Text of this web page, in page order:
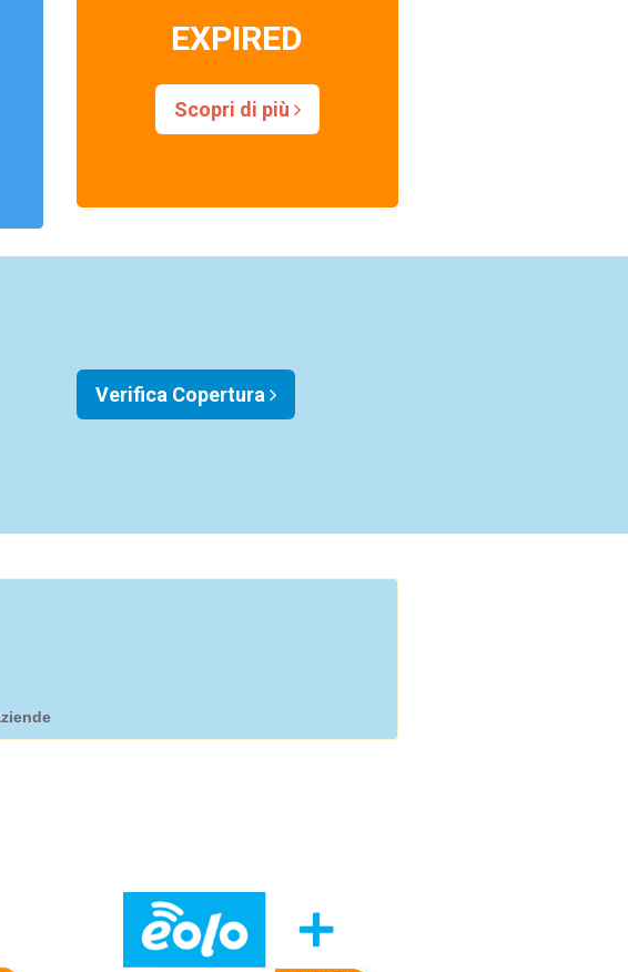
EXPIRED
Scopri di più
Verifica Copertura